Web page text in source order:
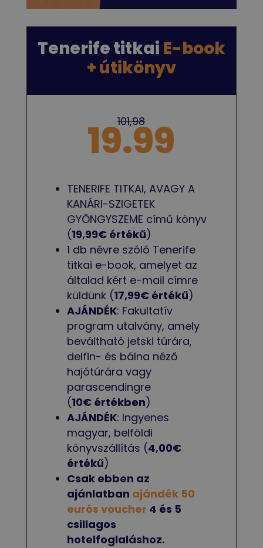
Tenerife titkai E-book
+ útikönyv
101,98
19.99
TENERIFE TITKAI, AVAGY A
KANÁRI-SZIGETEK
GYÖNGYSZEME című könyv
(19,99€ értékű)
1 db névre szóló Tenerife
titkai e-book, amelyet az
általad kért e-mail címre
küldünk (17,99€ értékű)
AJÁNDÉK: Fakultatív
program utalvány, amely
beváltható jetski túrára,
delfin- és bálna néző
hajótúrára vagy
parascendingre
(10€ értékben)
AJÁNDÉK: Ingyenes
magyar, belföldi
könyvszállítás (4,00€
értékű)
Csak ebben az
ajánlatban ajándék 50
eurós voucher 4 és 5
csillagos
hotelfoglaláshoz.